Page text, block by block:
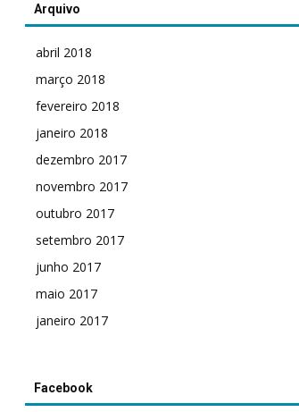
Arquivo
abril 2018
março 2018
fevereiro 2018
janeiro 2018
dezembro 2017
novembro 2017
outubro 2017
setembro 2017
junho 2017
maio 2017
janeiro 2017
Facebook